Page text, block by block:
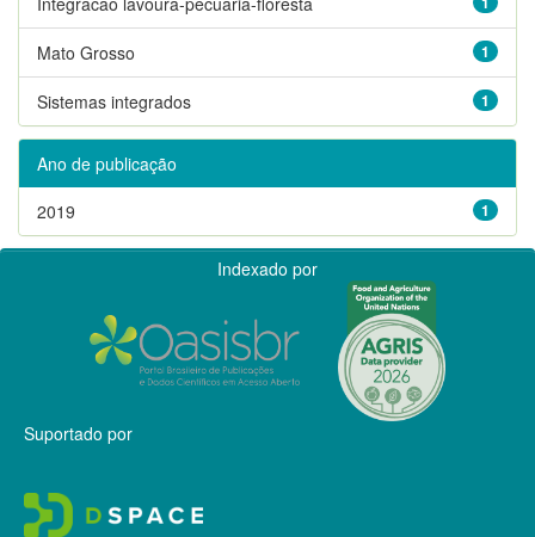
1
Mato Grosso
1
Sistemas integrados
Ano de publicação
1
2019
Indexado por
Suportado por